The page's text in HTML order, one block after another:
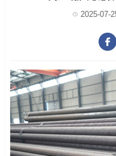
2025-07-